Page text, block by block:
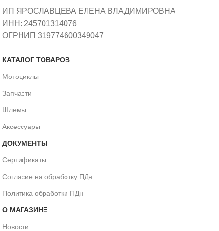
ИП ЯРОСЛАВЦЕВА ЕЛЕНА ВЛАДИМИРОВНА
ИНН: 245701314076
ОГРНИП 319774600349047
КАТАЛОГ ТОВАРОВ
Мотоциклы
Запчасти
Шлемы
Аксессуары
ДОКУМЕНТЫ
Сертификаты
Согласие на обработку ПДн
Политика обработки ПДн
О МАГАЗИНЕ
Новости